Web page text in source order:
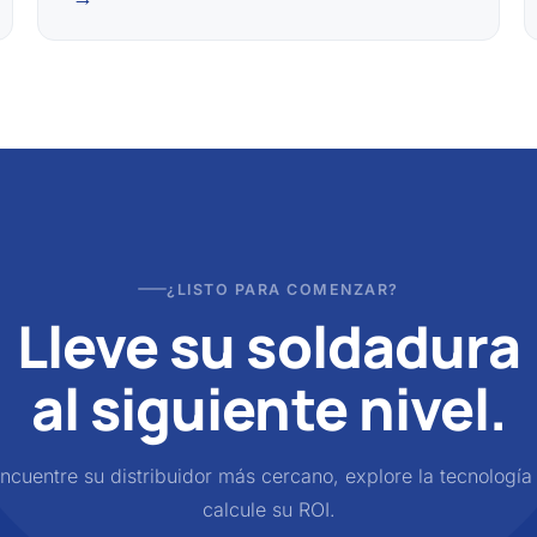
¿LISTO PARA COMENZAR?
Lleve su soldadura
al siguiente nivel.
su distribuidor más cercano, explore la tecnología
calcule su ROI.